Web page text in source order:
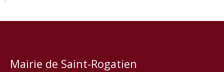
Mairie de Saint-Rogatien